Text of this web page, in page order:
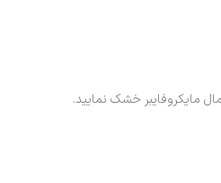
مایکروفایبر خشک نمایید.